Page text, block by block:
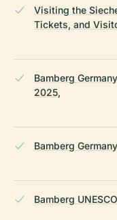
Visiting the
Tickets, and
Bamberg
2025,
Bamberg
Bamberg